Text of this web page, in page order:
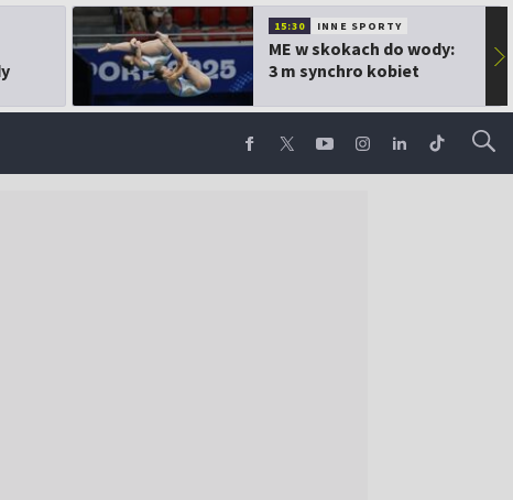
15:30 INNE SPORTY
ME w skokach do wody:
3 m synchro kobiet
▶